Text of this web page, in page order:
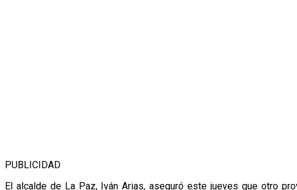
PUBLICIDAD
El alcalde de La Paz, Iván Arias, aseguró este jueves que otro